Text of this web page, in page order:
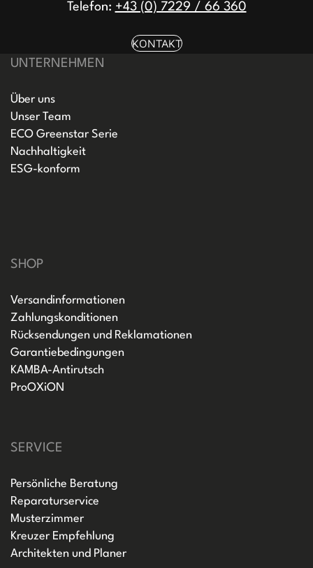
Telefon: +43 (0) 7229 / 66 360
KONTAKT
UNTERNEHMEN
Über uns
Unser Team
ECO Greenstar Serie
Nachhaltigkeit
ESG-konform
SHOP
Versandinformationen
Zahlungskonditionen
Rücksendungen und Reklamationen
Garantiebedingungen
KAMBA-Antirutsch
ProOXiON
SERVICE
Persönliche Beratung
Reparaturservice
Musterzimmer
Kreuzer Empfehlung
Architekten und Planer